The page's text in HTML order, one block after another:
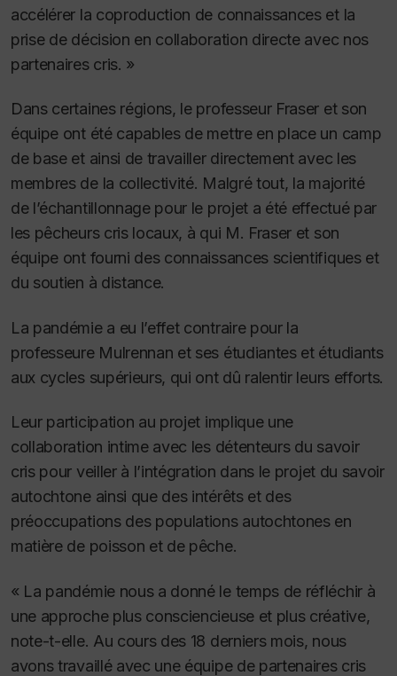
accélérer la coproduction de connaissances et la
prise de décision en collaboration directe avec nos
partenaires cris. »
Dans certaines régions, le professeur Fraser et son
équipe ont été capables de mettre en place un camp
de base et ainsi de travailler directement avec les
membres de la collectivité. Malgré tout, la majorité
de l’échantillonnage pour le projet a été effectué par
les pêcheurs cris locaux, à qui M. Fraser et son
équipe ont fourni des connaissances scientifiques et
du soutien à distance.
La pandémie a eu l’effet contraire pour la
professeure Mulrennan et ses étudiantes et étudiants
aux cycles supérieurs, qui ont dû ralentir leurs efforts.
Leur participation au projet implique une
collaboration intime avec les détenteurs du savoir
cris pour veiller à l’intégration dans le projet du savoir
autochtone ainsi que des intérêts et des
préoccupations des populations autochtones en
matière de poisson et de pêche.
« La pandémie nous a donné le temps de réfléchir à
une approche plus consciencieuse et plus créative,
note-t-elle. Au cours des 18 derniers mois, nous
avons travaillé avec une équipe de partenaires cris